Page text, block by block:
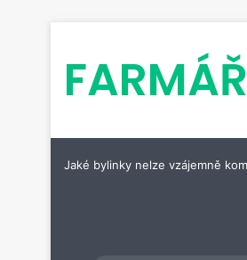
Jaké bylinky nelze vzájemně